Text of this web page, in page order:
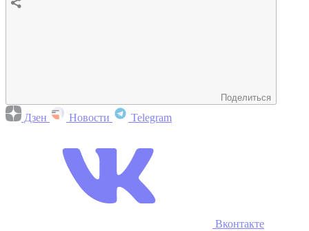
Поделиться
Дзен Новости Telegram
Вконтакте